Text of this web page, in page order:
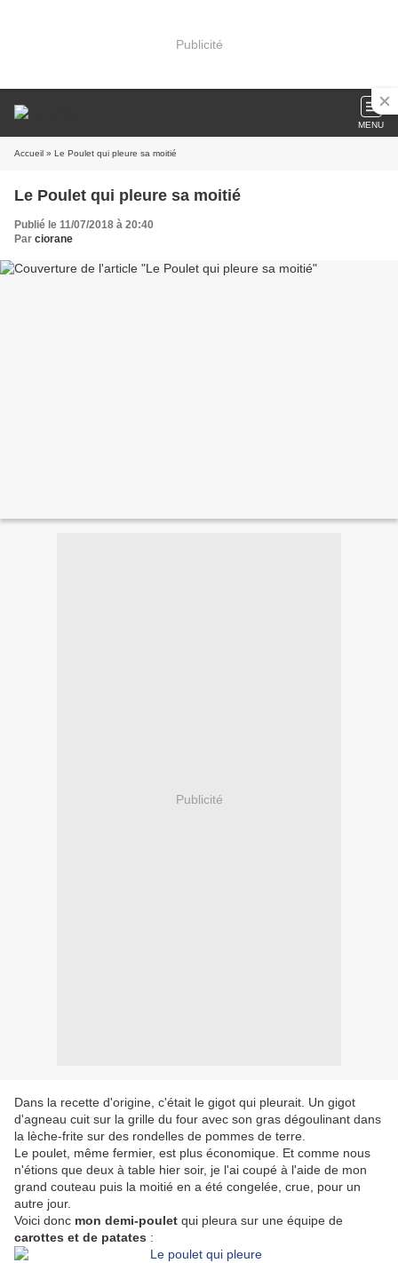
Publicité
MENU
Accueil » Le Poulet qui pleure sa moitié
Le Poulet qui pleure sa moitié
Publié le 11/07/2018 à 20:40
Par ciorane
Publicité
Dans la recette d'origine, c'était le gigot qui pleurait. Un gigot
d'agneau cuit sur la grille du four avec son gras dégoulinant dans
la lèche-frite sur des rondelles de pommes de terre.
Le poulet, même fermier, est plus économique. Et comme nous
n'étions que deux à table hier soir, je l'ai coupé à l'aide de mon
grand couteau puis la moitié en a été congelée, crue, pour un
autre jour.
Voici donc mon demi-poulet qui pleura sur une équipe de
carottes et de patates :